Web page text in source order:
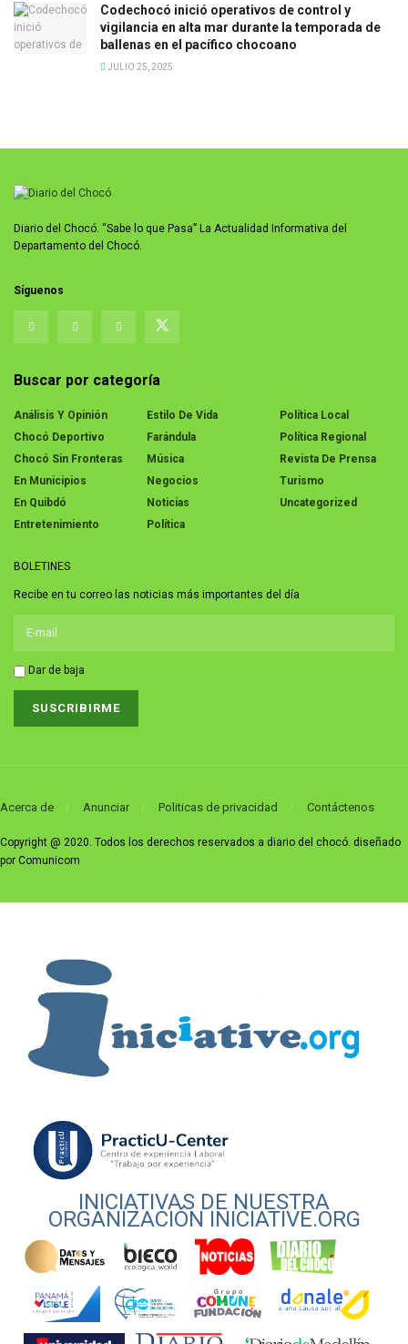
Codechocó inició operativos de control y
vigilancia en alta mar durante la temporada de
ballenas en el pacífico chocoano
JULIO 25, 2025
Diario del Chocó. “Sabe lo que Pasa” La Actualidad Informativa del
Departamento del Chocó.
Síguenos
Buscar por categoría
Análisis Y Opinión
Chocó Deportivo
Chocó Sin Fronteras
En Municipios
En Quibdó
Entretenimiento
Estilo De Vida
Farándula
Música
Negocios
Noticias
Política
Política Local
Política Regional
Revista De Prensa
Turismo
Uncategorized
BOLETINES
Recibe en tu correo las noticias más importantes del día
Dar de baja
Acerca de Anunciar Politicas de privacidad Contáctenos
Copyright @ 2020. Todos los derechos reservados a diario del chocó. diseñado
por Comunicom
INICIATIVAS DE NUESTRA
ORGANIZACIÓN INICIATIVE.ORG